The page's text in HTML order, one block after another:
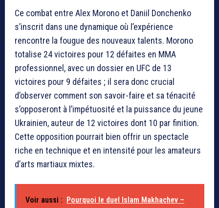
Ce combat entre Alex Morono et Daniil Donchenko
s’inscrit dans une dynamique où l’expérience
rencontre la fougue des nouveaux talents. Morono
totalise 24 victoires pour 12 défaites en MMA
professionnel, avec un dossier en UFC de 13
victoires pour 9 défaites ; il sera donc crucial
d’observer comment son savoir-faire et sa ténacité
s’opposeront à l’impétuosité et la puissance du jeune
Ukrainien, auteur de 12 victoires dont 10 par finition.
Cette opposition pourrait bien offrir un spectacle
riche en technique et en intensité pour les amateurs
d’arts martiaux mixtes.
Voir aussi : Pourquoi le duel Islam Makhachev –